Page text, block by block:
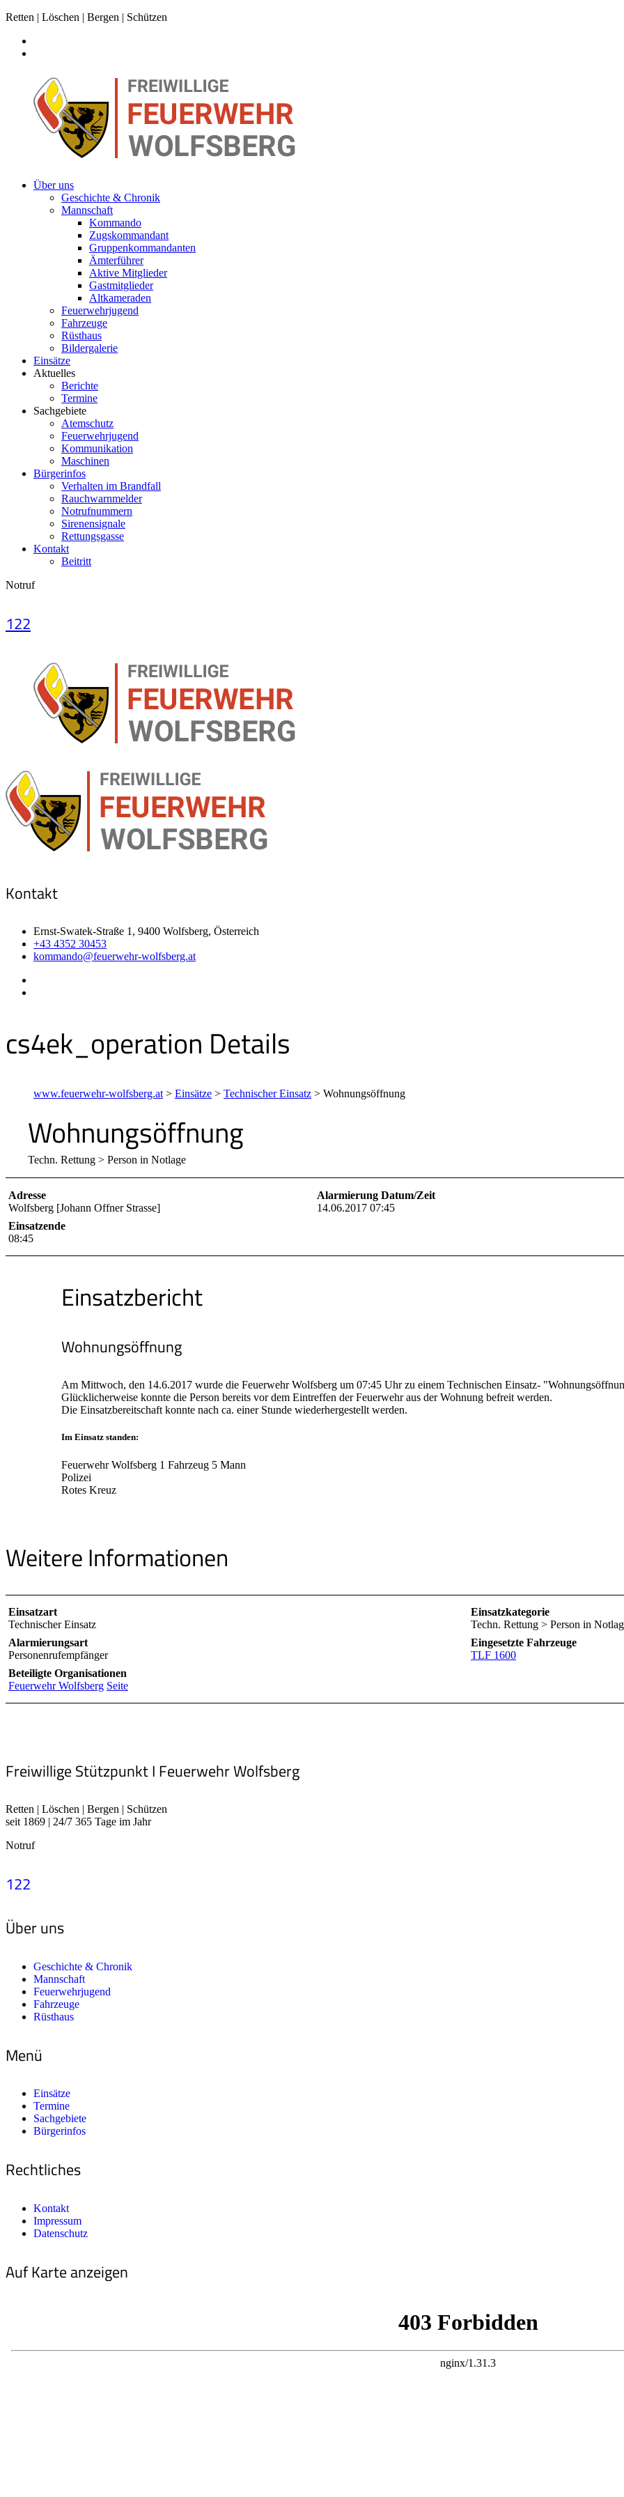
Retten | Löschen | Bergen | Schützen
Über uns
Geschichte & Chronik
Mannschaft
Kommando
Zugskommandant
Gruppenkommandanten
Ämterführer
Aktive Mitglieder
Gastmitglieder
Altkameraden
Feuerwehrjugend
Fahrzeuge
Rüsthaus
Bildergalerie
Einsätze
Aktuelles
Berichte
Termine
Sachgebiete
Atemschutz
Feuerwehrjugend
Kommunikation
Maschinen
Bürgerinfos
Verhalten im Brandfall
Rauchwarnmelder
Notrufnummern
Sirenensignale
Rettungsgasse
Kontakt
Beitritt
Notruf
122
Kontakt
Ernst-Swatek-Straße 1, 9400 Wolfsberg, Österreich
+43 4352 30453
kommando@feuerwehr-wolfsberg.at
cs4ek_operation Details
www.feuerwehr-wolfsberg.at > Einsätze > Technischer Einsatz > Wohnungsöffnung
Wohnungsöffnung
Techn. Rettung > Person in Notlage
Adresse
Wolfsberg [Johann Offner Strasse]
Alarmierung Datum/Zeit
14.06.2017 07:45
Einsatzende
08:45
Einsatzbericht
Wohnungsöffnung
Am Mittwoch, den 14.6.2017 wurde die Feuerwehr Wolfsberg um 07:45 Uhr zu einem Technischen Einsatz-
Glücklicherweise konnte die Person bereits vor dem Eintreffen der Feuerwehr aus der Wohnung befreit werden.
Die Einsatzbereitschaft konnte nach ca. einer Stunde wiederhergestellt werden.
Im Einsatz standen:
Feuerwehr Wolfsberg 1 Fahrzeug 5 Mann
Polizei
Rotes Kreuz
Weitere Informationen
Einsatzart
Technischer Einsatz
Einsatzkategorie
Techn. Rettung > Person in
Alarmierungsart
Personenrufempfänger
Eingesetzte Fahrzeuge
TLF 1600
Beteiligte Organisationen
Feuerwehr Wolfsberg Seite
Freiwillige Stützpunkt I Feuerwehr Wolfsberg
Retten | Löschen | Bergen | Schützen
seit 1869 | 24/7 365 Tage im Jahr
Notruf
122
Über uns
Geschichte & Chronik
Mannschaft
Feuerwehrjugend
Fahrzeuge
Rüsthaus
Menü
Einsätze
Termine
Sachgebiete
Bürgerinfos
Rechtliches
Kontakt
Impressum
Datenschutz
Auf Karte anzeigen